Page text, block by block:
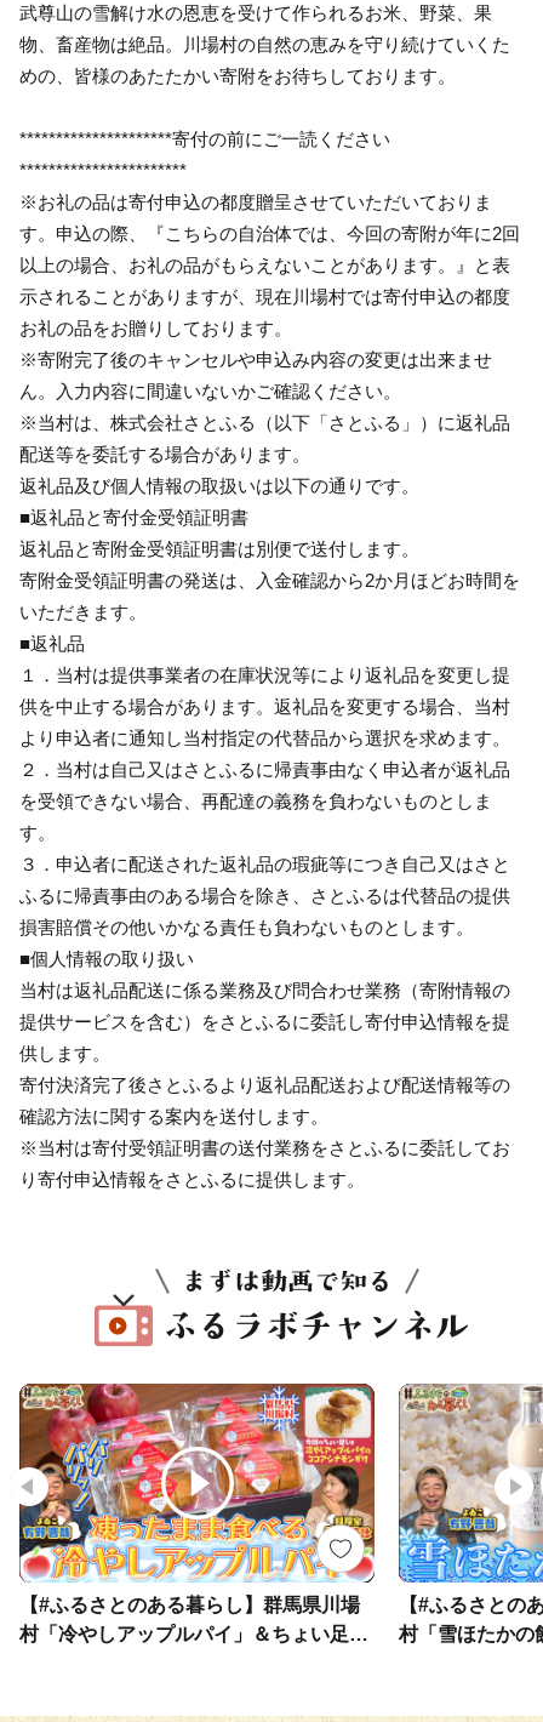
武尊山の雪解け水の恩恵を受けて作られるお米、野菜、果
物、畜産物は絶品。川場村の自然の恵みを守り続けていくた
めの、皆様のあたたかい寄附をお待ちしております。
*********************寄付の前にご一読ください
***********************
※お礼の品は寄付申込の都度贈呈させていただいておりま
す。申込の際、『こちらの自治体では、今回の寄附が年に2回
以上の場合、お礼の品がもらえないことがあります。』と表
示されることがありますが、現在川場村では寄付申込の都度
お礼の品をお贈りしております。
※寄附完了後のキャンセルや申込み内容の変更は出来ませ
ん。入力内容に間違いないかご確認ください。
※当村は、株式会社さとふる（以下「さとふる」）に返礼品
配送等を委託する場合があります。
返礼品及び個人情報の取扱いは以下の通りです。
■返礼品と寄付金受領証明書
返礼品と寄附金受領証明書は別便で送付します。
寄附金受領証明書の発送は、入金確認から2か月ほどお時間を
いただきます。
■返礼品
１．当村は提供事業者の在庫状況等により返礼品を変更し提
供を中止する場合があります。返礼品を変更する場合、当村
より申込者に通知し当村指定の代替品から選択を求めます。
２．当村は自己又はさとふるに帰責事由なく申込者が返礼品
を受領できない場合、再配達の義務を負わないものとしま
す。
３．申込者に配送された返礼品の瑕疵等につき自己又はさと
ふるに帰責事由のある場合を除き、さとふるは代替品の提供
損害賠償その他いかなる責任も負わないものとします。
■個人情報の取り扱い
当村は返礼品配送に係る業務及び問合わせ業務（寄附情報の
提供サービスを含む）をさとふるに委託し寄付申込情報を提
供します。
寄付決済完了後さとふるより返礼品配送および配送情報等の
確認方法に関する案内を送付します。
※当村は寄付受領証明書の送付業務をさとふるに委託してお
り寄付申込情報をさとふるに提供します。
【#ふるさとのある暮らし】群馬県川場
村「冷やしアップルパイ」＆ちょい足し
【#ふるさとの
村「雪ほたかの